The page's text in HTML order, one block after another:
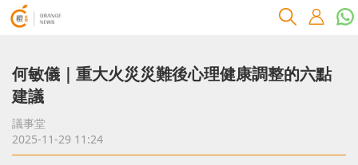
何敏儀｜重大火災災難後心理健康調整的六點
建議
議事堂
2025-11-29 11:24